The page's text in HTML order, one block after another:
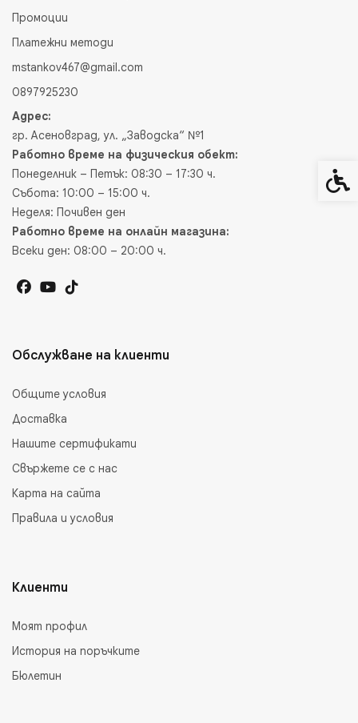
Промоции
Платежни методи
mstankov467@gmail.com
0897925230
Адрес:
гр. Асеновград, ул. „Заводска“ №1
Работно време на физическия обект:
Понеделник – Петък: 08:30 – 17:30 ч.
Събота: 10:00 – 15:00 ч.
Неделя: Почивен ден
Работно време на онлайн магазина:
Всеки ден: 08:00 – 20:00 ч.
Обслужване на клиенти
Общите условия
Доставка
Нашите сертификати
Свържете се с нас
Карта на сайта
Правила и условия
Клиенти
Моят профил
История на поръчките
Бюлетин